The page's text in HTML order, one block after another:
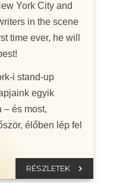
York City and
in the scene
time ever, he will
i stand-up
egyik
– és most,
élőben lép fel
RÉSZLETEK